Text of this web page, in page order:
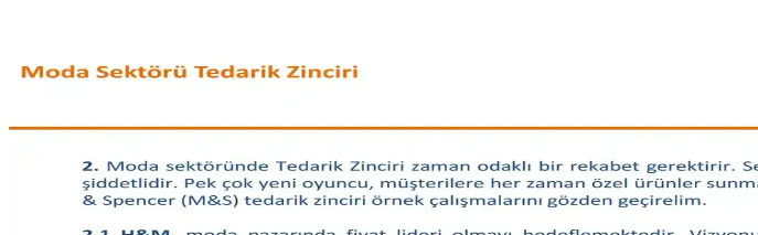
Moda sektöründe beden uyumu, malzeme kalitesi ve tasarım açısından aranan ancak nadiren bulunan
Vücut Tipine ve İhtiyaçlara Göre Günlük Stil ve Moda Önerileri
Moda seçimleri vücut tipi, bütçe ve yaşam tarzına göre değişir. Pantolon kesimleri, iş kıyafetleri, özel
Gündelik Kullanım İçin Hafif Ceket Modelleri ve Stil Önerileri